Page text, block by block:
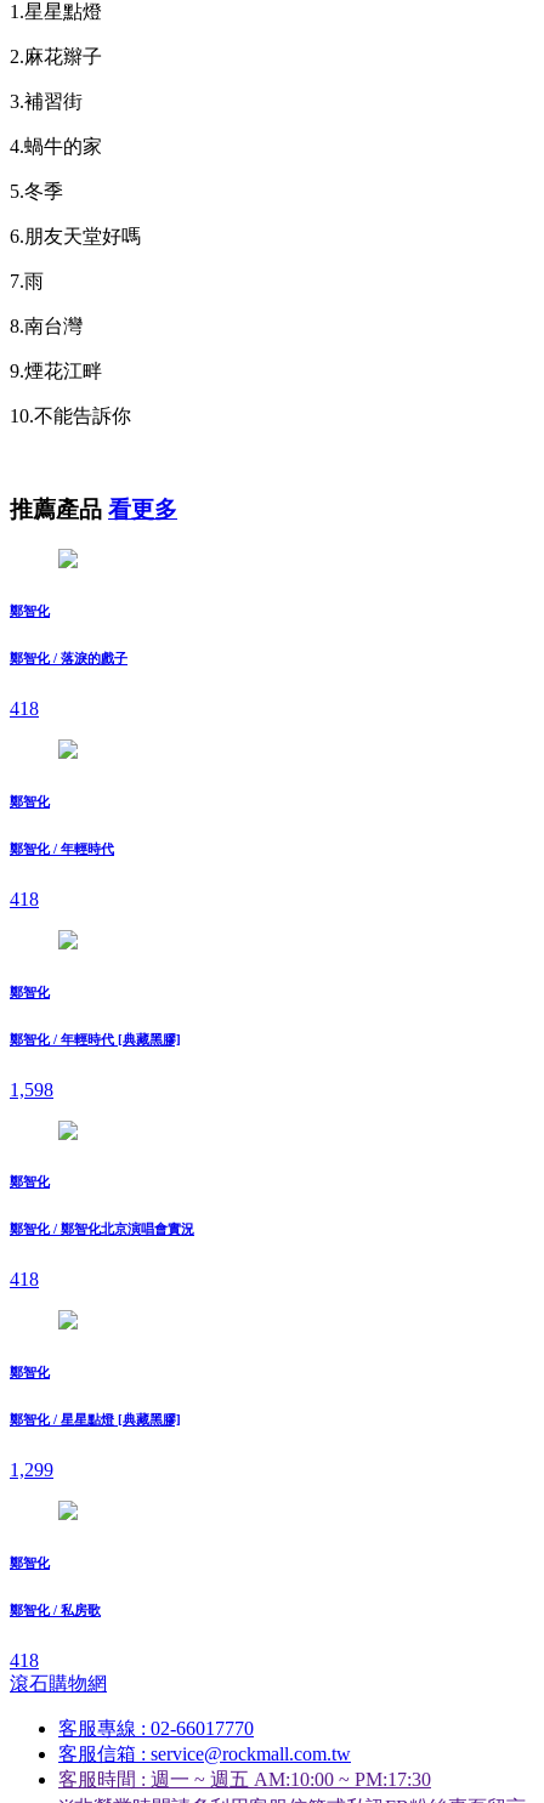
1.星星點燈
2.麻花辮子
3.補習街
4.蝸牛的家
5.冬季
6.朋友天堂好嗎
7.雨
8.南台灣
9.煙花江畔
10.不能告訴你
推薦產品 看更多
鄭智化
鄭智化 / 落淚的戲子
418
鄭智化
鄭智化 / 年輕時代
418
鄭智化
鄭智化 / 年輕時代 [典藏黑膠]
1,598
鄭智化
鄭智化 / 鄭智化北京演唱會實況
418
鄭智化
鄭智化 / 星星點燈 [典藏黑膠]
1,299
鄭智化
鄭智化 / 私房歌
418
滾石購物網
客服專線 : 02-66017770
客服信箱 : service@rockmall.com.tw
客服時間 : 週一 ~ 週五 AM:10:00 ~ PM:17:30